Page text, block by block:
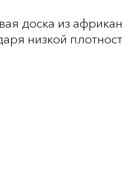
доска из
низкой